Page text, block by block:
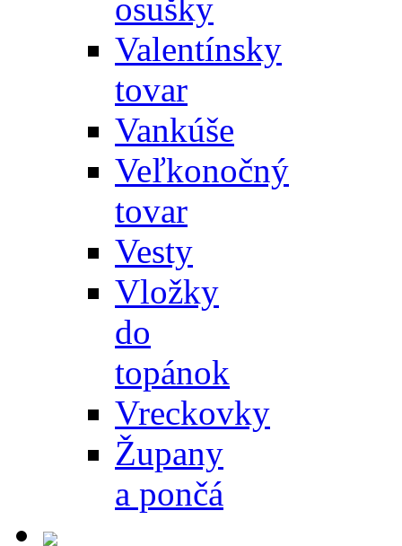
osušky
Valentínsky
tovar
Vankúše
Veľkonočný
tovar
Vesty
Vložky
do
topánok
Vreckovky
Župany
a pončá